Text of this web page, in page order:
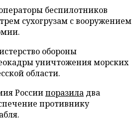
беспилотников
сухогрузам с вооружением
обороны
уничтожения морских
области.
Россиипоразила два
противнику